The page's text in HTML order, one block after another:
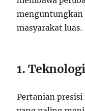
menguntungkan
masyarakat luas.
1.
Pertanian